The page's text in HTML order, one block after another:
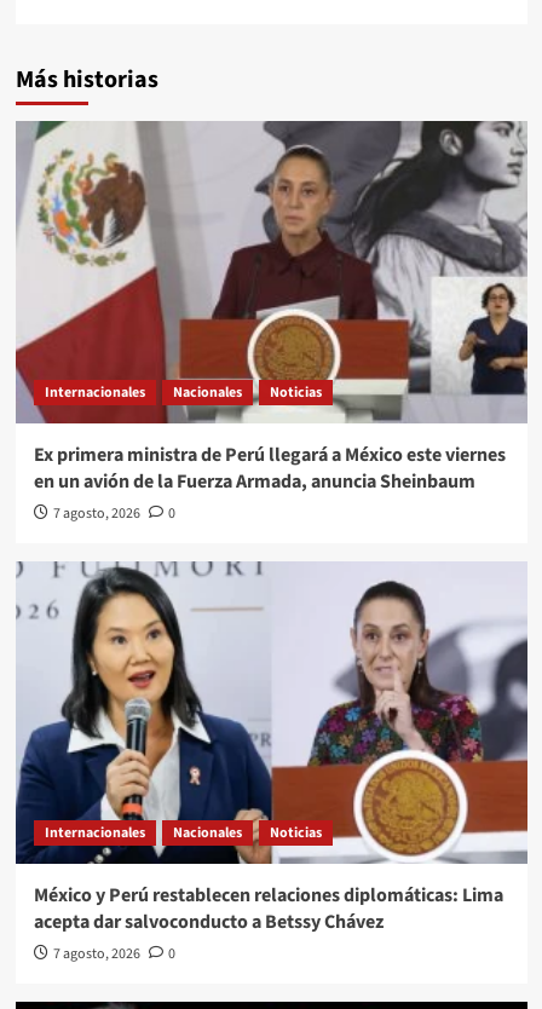
Más historias
Internacionales Nacionales Noticias
Ex primera ministra de Perú llegará a México este viernes
en un avión de la Fuerza Armada, anuncia Sheinbaum
7 agosto, 2026 0
Internacionales Nacionales Noticias
México y Perú restablecen relaciones diplomáticas: Lima
acepta dar salvoconducto a Betssy Chávez
7 agosto, 2026 0